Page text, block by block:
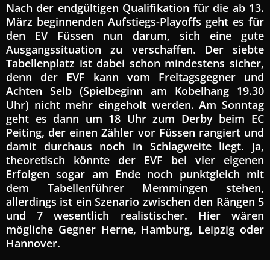
Nach der endgültigen Qualifikation für die ab 13.
März beginnenden Aufstiegs-Playoffs geht es für
den EV Füssen nun darum, sich eine gute
Ausgangssituation zu verschaffen. Der siebte
Tabellenplatz ist dabei schon mindestens sicher,
denn der EVF kann vom Freitagsgegner und
Achten Selb (Spielbeginn am Kobelhang 19.30
Uhr) nicht mehr eingeholt werden. Am Sonntag
geht es dann um 18 Uhr zum Derby beim EC
Peiting, der einen Zähler vor Füssen rangiert und
damit durchaus noch in Schlagweite liegt. Ja,
theoretisch könnte der EVF bei vier eigenen
Erfolgen sogar am Ende noch punktgleich mit
dem Tabellenführer Memmingen stehen,
allerdings ist ein Szenario zwischen den Rängen 5
und 7 wesentlich realistischer. Hier wären
mögliche Gegner Herne, Hamburg, Leipzig oder
Hannover.